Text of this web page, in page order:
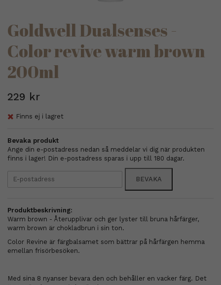
Goldwell Dualsenses -
Color revive warm brown
200ml
229 kr
Finns ej i lagret
Bevaka produkt
Ange din e-postadress nedan så meddelar vi dig när produkten
finns i lager! Din e-postadress sparas i upp till 180 dagar.
BEVAKA
Produktbeskrivning:
Warm brown - Återupplivar och ger lyster till bruna hårfärger,
warm brown är chokladbrun i sin ton.
Color Revine är färgbalsamet som bättrar på hårfärgen hemma
emellan frisörbesöken.
Med sina 8 nyanser bevara den och behåller en vacker färg. Det